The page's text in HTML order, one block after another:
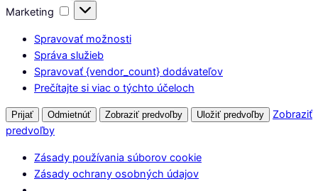
Marketing
Marketing
Spravovať možnosti
Správa služieb
Spravovať {vendor_count} dodávateľov
Prečítajte si viac o týchto účeloch
Prijať Odmietnúť Zobraziť predvoľby Uložiť predvoľby
Zobraziť
predvoľby
Zásady používania súborov cookie
Zásady ochrany osobných údajov